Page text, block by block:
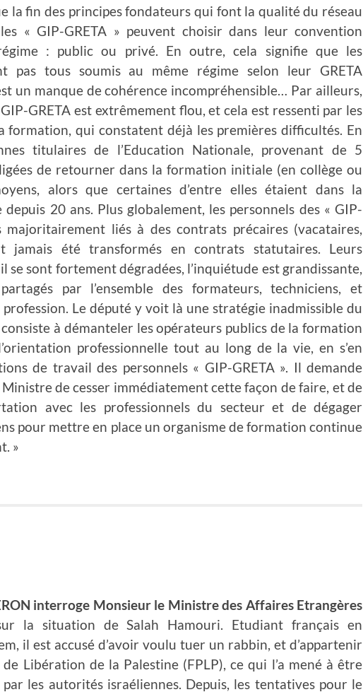
la fin des principes fondateurs qui font la qualité du réseau
« GIP-GRETA » peuvent choisir dans leur convention
: public ou privé. En outre, cela signifie que les
pas tous soumis au même régime selon leur GRETA
un manque de cohérence incompréhensible… Par ailleurs,
GRETA est extrêmement flou, et cela est ressenti par les
formation, qui constatent déjà les premières difficultés. En
titulaires de l’Education Nationale, provenant de 5
de retourner dans la formation initiale (en collège ou
alors que certaines d’entre elles étaient dans la
20 ans. Plus globalement, les personnels des « GIP-
majoritairement liés à des contrats précaires (vacataires,
jamais été transformés en contrats statutaires. Leurs
se sont fortement dégradées, l’inquiétude est grandissante,
par l’ensemble des formateurs, techniciens, et
Le député y voit là une stratégie inadmissible du
à démanteler les opérateurs publics de la formation
professionnelle tout au long de la vie, en s’en
de travail des personnels « GIP-GRETA ». Il demande
de cesser immédiatement cette façon de faire, et de
avec les professionnels du secteur et de dégager
pour mettre en place un organisme de formation continue
»
interroge Monsieur le Ministre des Affaires Etrangères
la situation de Salah Hamouri. Etudiant français en
il est accusé d’avoir voulu tuer un rabbin, et d’appartenir
Libération de la Palestine (FPLP), ce qui l’a mené à être
les autorités israéliennes. Depuis, les tentatives pour le